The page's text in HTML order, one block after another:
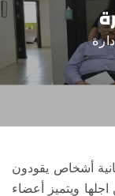
أشخاص يقودون
ويتميز أعضاء